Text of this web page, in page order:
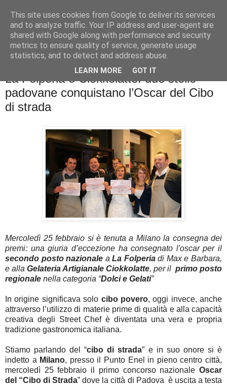
La cucina di QB
Se l'uomo è ciò che mangia il cuoco è ciò che cucina?
La Folperia e Ciokkolatte: due stelle
padovane conquistano l’Oscar del Cibo
di strada
Mercoledì 25 febbraio si è tenuta a Milano la consegna dei
premi: una giuria d’eccezione ha consegnato l'oscar per il
secondo posto nazionale aLa Folperiadi Max e Barbara,
e alla Gelateria Artigianale Ciokkolatte, per il primo posto
regionale nella categoria “Dolci e Gelati”
In origine significava solo cibo povero, oggi invece, anche
attraverso l’utilizzo di materie prime di qualità e alla capacità
creativa degli Street Chef è diventata una vera e propria
tradizione gastronomica italiana.
Stiamo parlando del “cibo di strada” e in suo onore si è
indetto a Milano, presso il Punto Enel in pieno centro città,
mercoledì 25 febbraio il primo concorso nazionale Oscar
del “Cibo di Strada” dove la città di Padova è uscita a testa
This site uses cookies from Google to deliver its services
and to analyze traffic. Your IP address and user-agent are
shared with Google along with performance and security
metrics to ensure quality of service, generate usage
statistics, and to detect and address abuse.
LEARN MORE GOT IT